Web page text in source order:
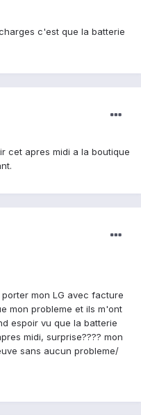
c'est que la batterie
cet apres midi a la boutique
mon LG avec facture
mon probleme et ils m'ont
espoir vu que la batterie
midi, surprise???? mon
sans aucun probleme/